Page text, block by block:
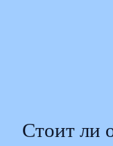
Стоит ли